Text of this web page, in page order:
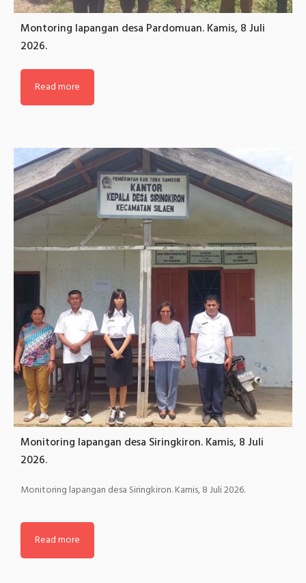
Montoring lapangan desa Pardomuan. Kamis, 8 Juli
2026.
Read more
Monitoring lapangan desa Siringkiron. Kamis, 8 Juli
2026.
Monitoring lapangan desa Siringkiron. Kamis, 8 Juli 2026.
Read more